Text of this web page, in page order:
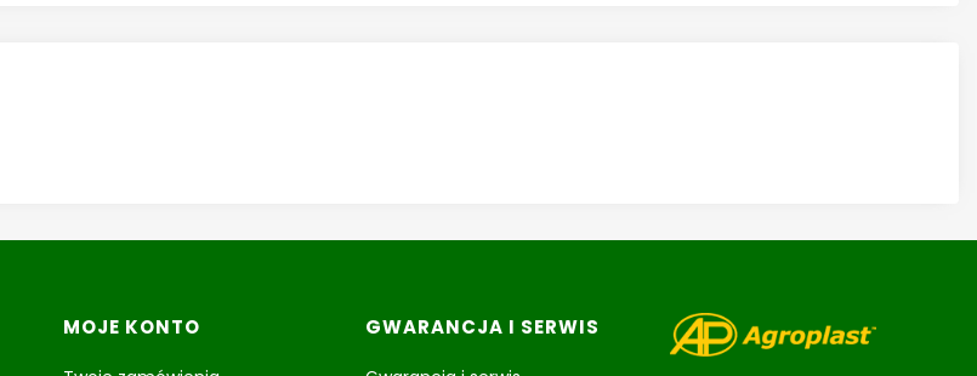
MOJE KONTO GWARANCJA I SERWIS